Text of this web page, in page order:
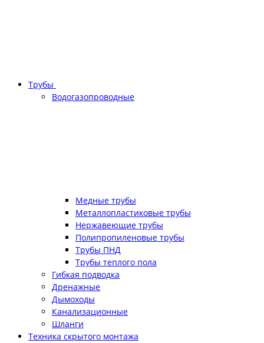
Трубы
Водогазопроводные
Медные трубы
Металлопластиковые трубы
Нержавеющие трубы
Полипропиленовые трубы
Трубы ПНД
Трубы теплого пола
Гибкая подводка
Дренажные
Дымоходы
Канализационные
Шланги
Техника скрытого монтажа